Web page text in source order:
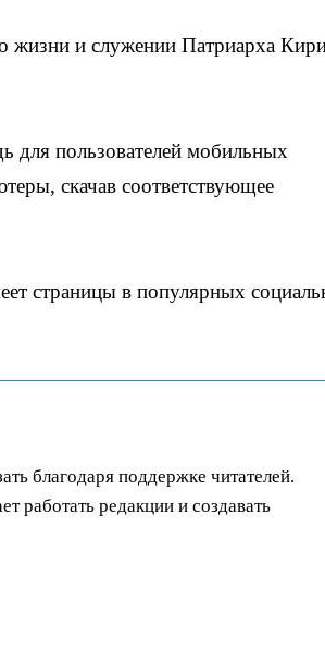
жизни и служении Патриарха
для пользователей мобильных
скачав соответствующее
страницы в популярных
благодаря поддержке читателей.
работать редакции и создавать